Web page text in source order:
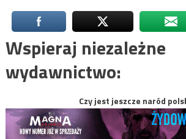
Wspieraj niezależne
wydawnictwo:
Czy jest jeszcze naród